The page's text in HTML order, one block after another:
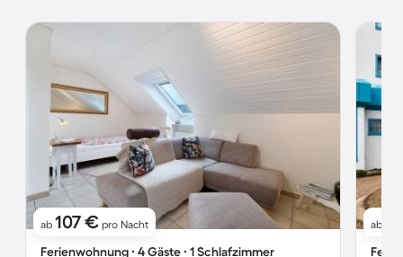
ab 107 € pro Nacht
Ferienwohnung ∙ 4 Gäste ∙ 1 Schlafzimmer
ab